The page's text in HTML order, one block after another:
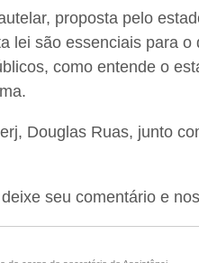
proposta pelo
lei são essenciais para
como entende o
Douglas Ruas, junto
seu comentário e